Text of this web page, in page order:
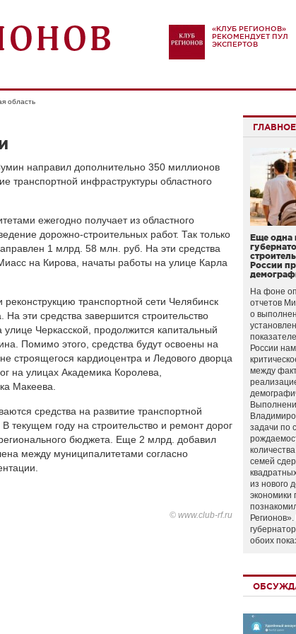
«КЛУБ РЕГИОНОВ»
РЕКОМЕНДУЕТ ПУЛ
ЭКСПЕРТОВ
область
направил дополнительно 350 миллионов
транспортной инфраструктуры областного
ежегодно получает из областного
дорожно-строительных работ. Так только
1 млрд. 58 млн. руб. На эти средства
на Кирова, начаты работы на улице Карла
реконструкцию транспортной сети Челябинск
эти средства завершится строительство
улице Черкасской, продолжится капитальный
Помимо этого, средства будут освоены на
строящегося кардиоцентра и Ледового дворца
на улицах Академика Королева,
Макеева.
средства на развитие транспортной
текущем году на строительство и ремонт дорог
бюджета. Еще 2 млрд. добавил
между муниципалитетами согласно
© www.club-rf.ru
ГЛАВНОЕ
Еще одна
России
На фоне
отчетов
о
России
между
задачи по
семей
из нового
экономики
обоих